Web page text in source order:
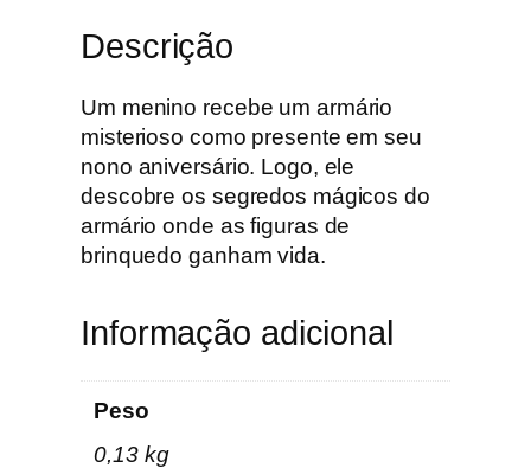
Descrição
Um menino recebe um armário
misterioso como presente em seu
nono aniversário. Logo, ele
descobre os segredos mágicos do
armário onde as figuras de
brinquedo ganham vida.
Informação adicional
Peso
0,13 kg